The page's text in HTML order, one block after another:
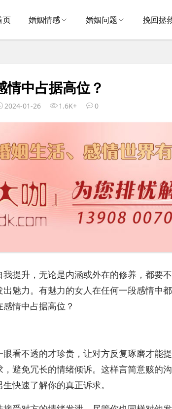
页 婚姻情感 婚姻问题 挽回拯
中占据高位？
2024-01-26 1.6K+ 0
提升，无论是内涵或外在的修养，都要
魅力。有魅力的女人在任何一段感情中
情中占据高位？
看不透的才珍贵，让对方反复琢磨才能
避免冗长的情绪倾诉。这样言简意赅的
快速了解你的真正诉求。